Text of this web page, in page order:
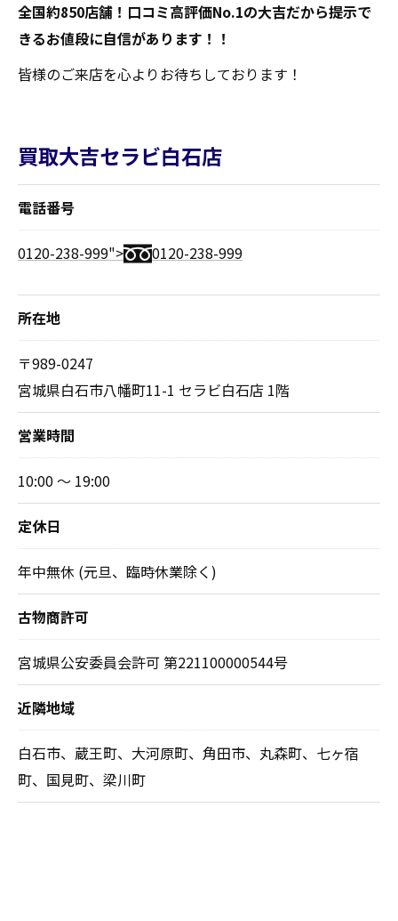
全国約850店舗！口コミ高評価No.1の大吉だから提示で
きるお値段に自信があります！！
皆様のご来店を心よりお待ちしております！
買取大吉セラビ白石店
電話番号
0120-238-999"> 0120-238-999
所在地
〒989-0247
宮城県白石市八幡町11-1 セラビ白石店 1階
営業時間
10:00 ～ 19:00
定休日
年中無休 (元旦、臨時休業除く)
古物商許可
宮城県公安委員会許可 第221100000544号
近隣地域
白石市、蔵王町、大河原町、角田市、丸森町、七ヶ宿
町、国見町、梁川町